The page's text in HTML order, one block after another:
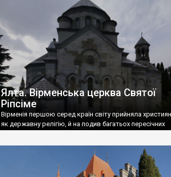
називаються «повстяками» (postaki)…” “Вино. Крим
виробляє відмінне вино і його вдосталь: воно все
легке біле і дуже […]
Ялта. Вірменська церква Святої
Ріпсіме
Вірменія першою серед країн світу прийняла
як державну релігію, й на подив багатьох пересічних